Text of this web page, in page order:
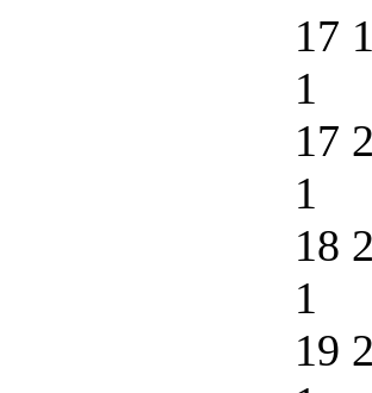
17
1
17
1
18
1
19